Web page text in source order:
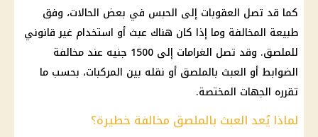
كما قد تصل العقوبات إلى الحبس في بعض الحالات، وفق
طبيعة المخالفة وما إذا كان هناك عبث أو استخدام غير قانوني
للملصق. وقد تصل الغرامات إلى 1500 جنيه عند مخالفة
الضوابط أو العبث بالملصق أو نقله بين المركبات، بحسب ما
تقرره الجهات المختصة.
لماذا يُعد العبث بالملصق مخالفة خطيرة؟